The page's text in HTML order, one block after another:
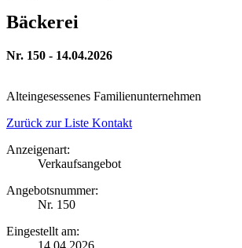
Bäckerei
Nr. 150 - 14.04.2026
Alteingesessenes Familienunternehmen
Zurück zur Liste Kontakt
Anzeigenart:
Verkaufsangebot
Angebotsnummer:
Nr. 150
Eingestellt am:
14.04.2026